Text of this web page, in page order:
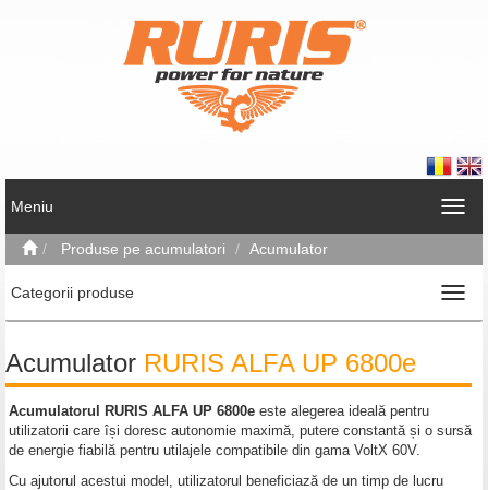
Meniu
Produse pe acumulatori Acumulator
Categorii produse
Acumulator RURIS ALFA UP 6800e
Acumulatorul RURIS ALFA UP 6800e este alegerea ideală pentru
utilizatorii care își doresc autonomie maximă, putere constantă și o sursă
de energie fiabilă pentru utilajele compatibile din gama VoltX 60V.
Cu ajutorul acestui model, utilizatorul beneficiază de un timp de lucru